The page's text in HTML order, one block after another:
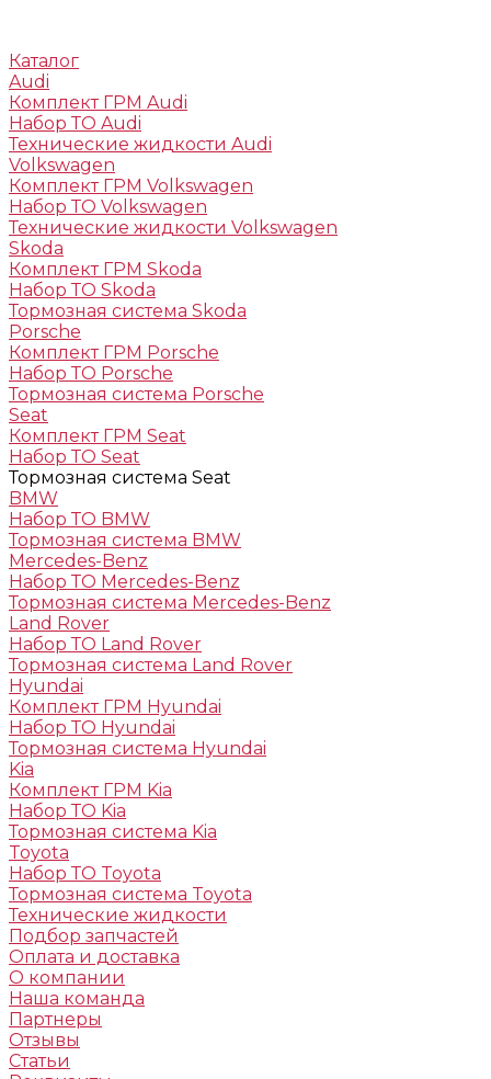
Каталог
Audi
Комплект ГРМ Audi
Набор ТО Audi
Технические жидкости Audi
Volkswagen
Комплект ГРМ Volkswagen
Набор ТО Volkswagen
Технические жидкости Volkswagen
Skoda
Комплект ГРМ Skoda
Набор ТО Skoda
Тормозная система Skoda
Porsche
Комплект ГРМ Porsche
Набор ТО Porsche
Тормозная система Porsche
Seat
Комплект ГРМ Seat
Набор ТО Seat
Тормозная система Seat
BMW
Набор ТО BMW
Тормозная система BMW
Mercedes-Benz
Набор ТО Mercedes-Benz
Тормозная система Mercedes-Benz
Land Rover
Набор ТО Land Rover
Тормозная система Land Rover
Hyundai
Комплект ГРМ Hyundai
Набор ТО Hyundai
Тормозная система Hyundai
Kia
Комплект ГРМ Kia
Набор ТО Kia
Тормозная система Kia
Toyota
Набор ТО Toyota
Тормозная система Toyota
Технические жидкости
Подбор запчастей
Оплата и доставка
О компании
Наша команда
Партнеры
Отзывы
Статьи